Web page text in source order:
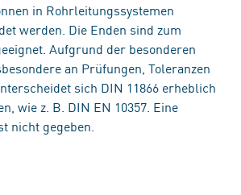
in Rohrleitungssystemen
werden. Die Enden sind zum
Aufgrund der besonderen
an Prüfungen, Toleranzen
sich DIN 11866 erheblich
wie z. B. DIN EN 10357. Eine
nicht gegeben.